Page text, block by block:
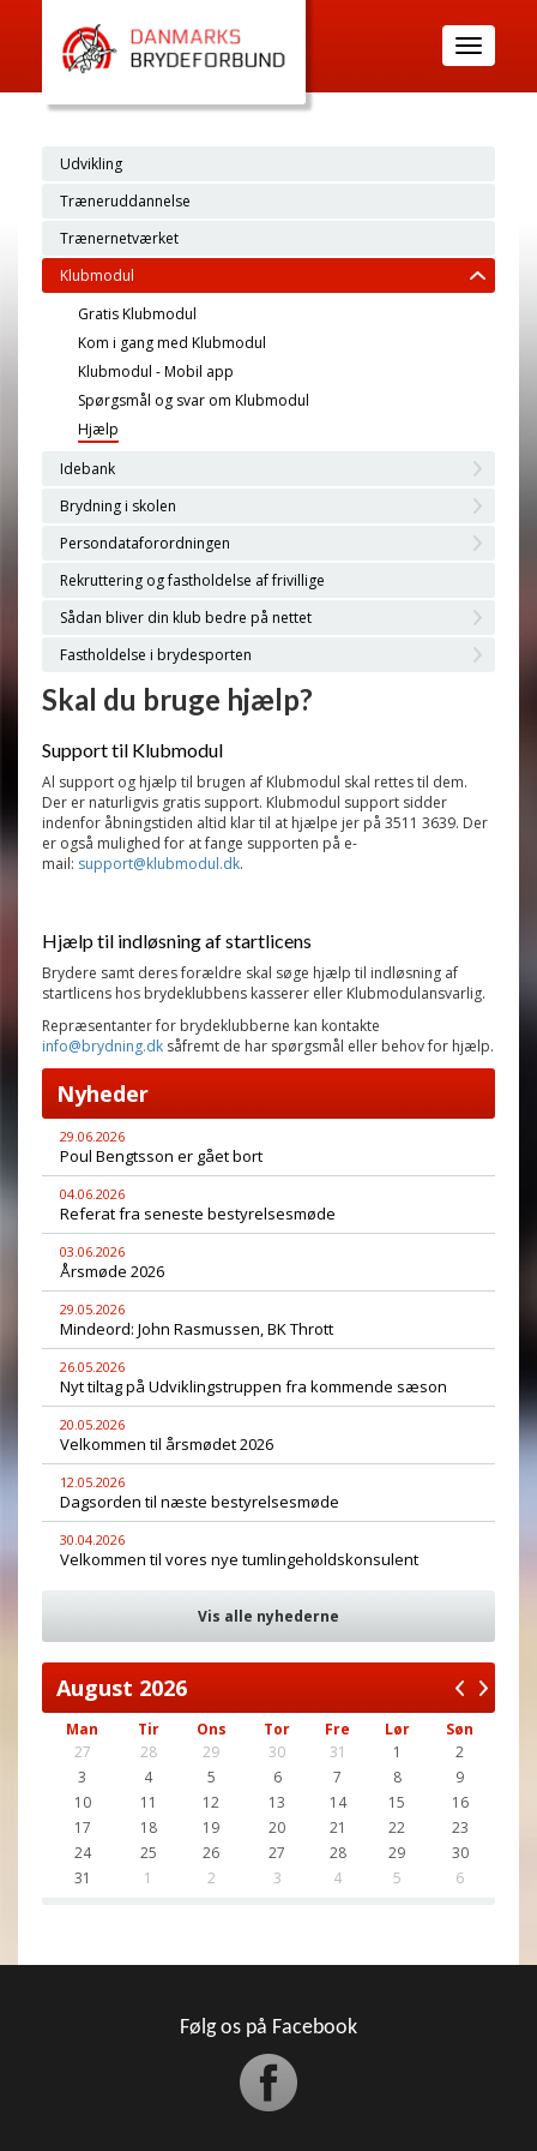
Toggle
navigation
Udvikling
Træneruddannelse
Trænernetværket
Klubmodul
Gratis Klubmodul
Kom i gang med Klubmodul
Klubmodul - Mobil app
Spørgsmål og svar om Klubmodul
Hjælp
Idebank
Brydning i skolen
Persondataforordningen
Rekruttering og fastholdelse af frivillige
Sådan bliver din klub bedre på nettet
Fastholdelse i brydesporten
Skal du bruge hjælp?
Support til Klubmodul
Al support og hjælp til brugen af Klubmodul skal rettes til dem.
Der er naturligvis gratis support. Klubmodul support sidder
indenfor åbningstiden altid klartil at hjælpe jer på 3511 3639. Der
er også mulighed for at fange supporten på e-
mail: support@klubmodul.dk.
Hjælp til indløsning af startlicens
Brydere samt deres forældre skal søge hjælp til indløsning af
startlicens hos brydeklubbens kasserer eller Klubmodulansvarlig.
Repræsentanter for brydeklubberne kan kontakte
info@brydning.dk såfremt de har spørgsmål eller behov for hjælp.
Nyheder
29.06.2026
Poul Bengtsson er gået bort
04.06.2026
Referat fra seneste bestyrelsesmøde
03.06.2026
Årsmøde 2026
29.05.2026
Mindeord: John Rasmussen, BK Thrott
26.05.2026
Nyt tiltag på Udviklingstruppen fra kommende sæson
20.05.2026
Velkommen til årsmødet 2026
12.05.2026
Dagsorden til næste bestyrelsesmøde
30.04.2026
Velkommen til vores nye tumlingeholdskonsulent
Vis alle nyhederne
August 2026
Man Tir Ons Tor Fre Lør
Søn
27
28 29 30 31 1
2
3
4 5 6 7 8
9
10
11 12 13 14 15
16
17
18 19 20 21 22
23
24
25 26 27 28 29
30
31
1 2 3 4 5 6
Følg os på Facebook